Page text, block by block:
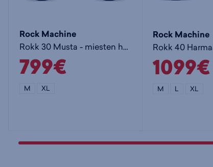
Rock Machine
Rokk 30 Musta - miesten hybridipyörä
799€
M XL
Rock Machine
1099€
M L XL